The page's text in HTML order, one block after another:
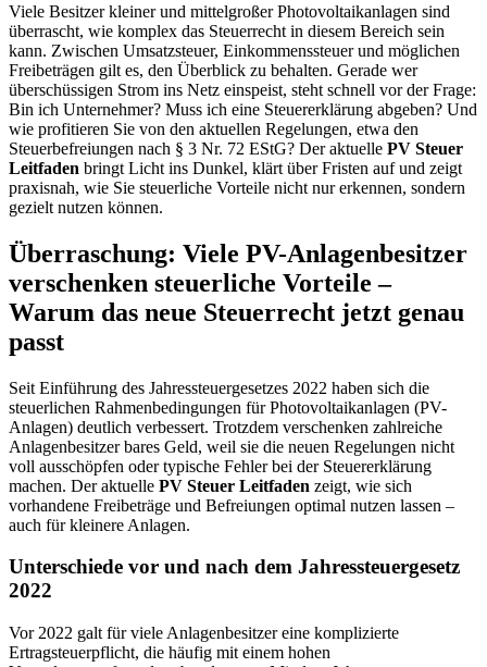
Viele Besitzer kleiner und mittelgroßer Photovoltaikanlagen sind
überrascht, wie komplex das Steuerrecht in diesem Bereich sein
kann. Zwischen Umsatzsteuer, Einkommenssteuer und möglichen
Freibeträgen gilt es, den Überblick zu behalten. Gerade wer
überschüssigen Strom ins Netz einspeist, steht schnell vor der Frage:
Bin ich Unternehmer? Muss ich eine Steuererklärung abgeben? Und
wie profitieren Sie von den aktuellen Regelungen, etwa den
Steuerbefreiungen nach § 3 Nr. 72 EStG? Der aktuelle PV Steuer
Leitfaden bringt Licht ins Dunkel, klärt über Fristen auf und zeigt
praxisnah, wie Sie steuerliche Vorteile nicht nur erkennen, sondern
gezielt nutzen können.
Überraschung: Viele PV-Anlagenbesitzer
verschenken steuerliche Vorteile –
Warum das neue Steuerrecht jetzt genau
passt
Seit Einführung des Jahressteuergesetzes 2022 haben sich die
steuerlichen Rahmenbedingungen für Photovoltaikanlagen (PV-
Anlagen) deutlich verbessert. Trotzdem verschenken zahlreiche
Anlagenbesitzer bares Geld, weil sie die neuen Regelungen nicht
voll ausschöpfen oder typische Fehler bei der Steuererklärung
machen. Der aktuelle PV Steuer Leitfaden zeigt, wie sich
vorhandene Freibeträge und Befreiungen optimal nutzen lassen –
auch für kleinere Anlagen.
Unterschiede vor und nach dem Jahressteuergesetz
2022
Vor 2022 galt für viele Anlagenbesitzer eine komplizierte
Ertragsteuerpflicht, die häufig mit einem hohen